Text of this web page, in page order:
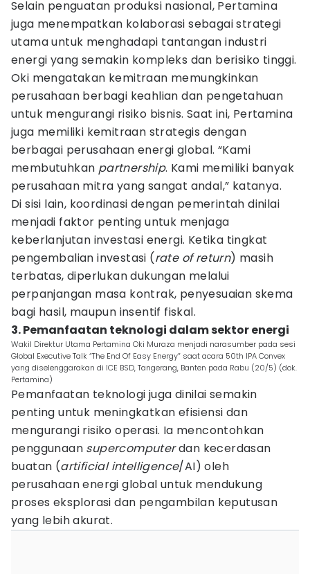
Selain penguatan produksi nasional, Pertamina
juga menempatkan kolaborasi sebagai strategi
utama untuk menghadapi tantangan industri
energi yang semakin kompleks dan berisiko tinggi.
Oki mengatakan kemitraan memungkinkan
perusahaan berbagi keahlian dan pengetahuan
untuk mengurangi risiko bisnis. Saat ini, Pertamina
juga memiliki kemitraan strategis dengan
berbagai perusahaan energi global. “Kami
membutuhkan partnership. Kami memiliki banyak
perusahaan mitra yang sangat andal,” katanya.
Di sisi lain, koordinasi dengan pemerintah dinilai
menjadi faktor penting untuk menjaga
keberlanjutan investasi energi. Ketika tingkat
pengembalian investasi (rate of return) masih
terbatas, diperlukan dukungan melalui
perpanjangan masa kontrak, penyesuaian skema
bagi hasil, maupun insentif fiskal.
3. Pemanfaatan teknologi dalam sektor energi
Wakil Direktur Utama Pertamina Oki Muraza menjadi narasumber pada sesi
Global Executive Talk “The End Of Easy Energy” saat acara 50th IPA Convex
yang diselenggarakan di ICE BSD, Tangerang, Banten pada Rabu (20/5) (dok.
Pertamina)
Pemanfaatan teknologi juga dinilai semakin
penting untuk meningkatkan efisiensi dan
mengurangi risiko operasi. Ia mencontohkan
penggunaan supercomputerdan kecerdasan
buatan (artificial intelligence/AI) oleh
perusahaan energi global untuk mendukung
proses eksplorasi dan pengambilan keputusan
yang lebih akurat.